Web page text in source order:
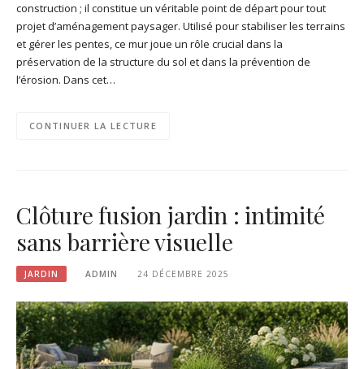
construction ; il constitue un véritable point de départ pour tout
projet d’aménagement paysager. Utilisé pour stabiliser les terrains
et gérer les pentes, ce mur joue un rôle crucial dans la
préservation de la structure du sol et dans la prévention de
l’érosion. Dans cet…
CONTINUER LA LECTURE
Clôture fusion jardin : intimité
sans barrière visuelle
JARDIN ADMIN 24 DÉCEMBRE 2025